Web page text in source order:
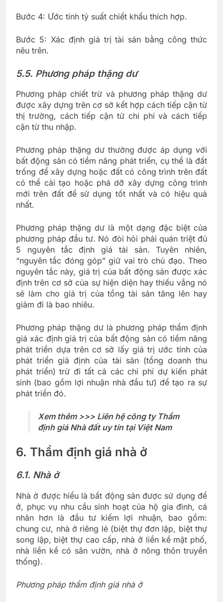
Bước 4: Ước tính tỷ suất chiết khấu thích hợp.
Bước 5: Xác định giá trị tài sản bằng công thức
nêu trên.
5.5. Phương pháp thặng dư
Phương pháp chiết trừ và phương pháp thặng dư
được xây dựng trên cơ sở kết hợp cách tiếp cận từ
thị trường, cách tiếp cận từ chi phí và cách tiếp
cận từ thu nhập.
Phương pháp thặng dư thường được áp dụng với
bất động sản có tiềm năng phát triển, cụ thể là đất
trống để xây dựng hoặc đất có công trình trên đất
có thể cải tạo hoặc phá dỡ xây dựng công trình
mới trên đất để sử dụng tốt nhất và có hiệu quả
nhất.
Phương pháp thặng dư là một dạng đặc biệt của
phương pháp đầu tư. Nó đòi hỏi phải quán triệt đủ
5 nguyên tắc định giá tài sản. Tuyên nhiên,
“nguyên tắc đóng góp” giữ vai trò chủ đạo. Theo
nguyên tắc này, giá trị của bất động sản được xác
định trên cơ sở của sự hiện diện hay thiếu vắng nó
sẽ làm cho giá trị của tổng tài sản tăng lên hay
giảm đi là bao nhiêu.
Phương pháp thặng dư là phương pháp thẩm định
giá xác định giá trị của bất động sản có tiềm năng
phát triển dựa trên cơ sở lấy giá trị ước tính của
phát triển giả định của tài sản (tổng doanh thu
phát triển) trừ đi tất cả các chi phí dự kiến phát
sinh (bao gồm lợi nhuận nhà đầu tư) để tạo ra sự
phát triển đó.
Xem thêm >>> Liên hệ công ty Thẩm
định giá Nhà đất uy tín tại Việt Nam
6. Thẩm định giá nhà ở
6.1. Nhà ở
Nhà ở được hiểu là bất động sản được sử dụng để
ở, phục vụ nhu cầu sinh hoạt của hộ gia đình, cá
nhân hơn là đầu tư kiếm lợi nhuận, bao gồm:
chung cư, nhà ở riêng lẻ (biệt thự đơn lập, biệt thự
song lập, biệt thự cao cấp, nhà ở liền kề mặt phố,
nhà liền kề có sân vườn, nhà ở nông thôn truyền
thống).
Phương pháp thẩm định giá nhà ở